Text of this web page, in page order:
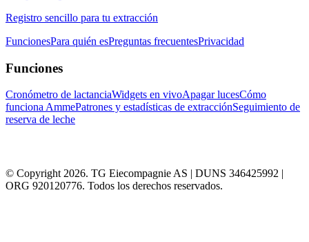
Registro sencillo para tu extracción
FuncionesPara quién esPreguntas frecuentesPrivacidad
Funciones
Cronómetro de lactanciaWidgets en vivoApagar lucesCómo
funciona AmmePatrones y estadísticas de extracciónSeguimiento de
reserva de leche
© Copyright 2026. TG Eiecompagnie AS | DUNS 346425992 |
ORG 920120776. Todos los derechos reservados.